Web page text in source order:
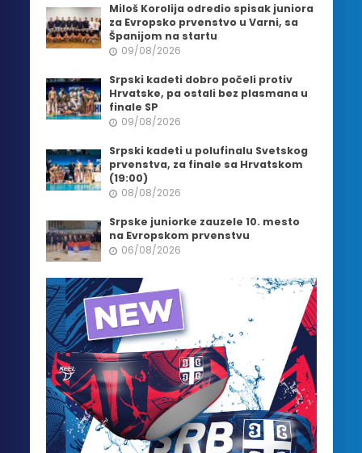
Miloš Korolija odredio spisak juniora
za Evropsko prvenstvo u Varni, sa
Španijom na startu
09/08/2026
Srpski kadeti dobro počeli protiv
Hrvatske, pa ostali bez plasmana u
finale SP
09/08/2026
Srpski kadeti u polufinalu Svetskog
prvenstva, za finale sa Hrvatskom
(19:00)
08/08/2026
Srpske juniorke zauzele 10. mesto
na Evropskom prvenstvu
06/08/2026